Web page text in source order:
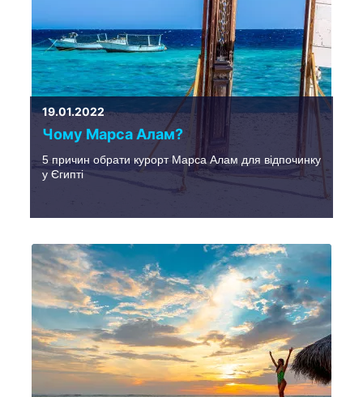
19.01.2022
Чому Марса Алам?
5 причин обрати курорт Марса Алам для відпочинку
у Єгипті